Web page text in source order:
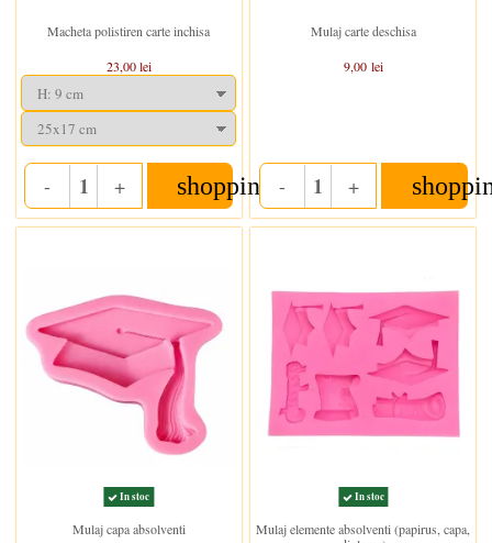
Macheta polistiren carte inchisa
23,00 lei
- Quantity
+ shopping_cart
Mulaj carte deschisa
9,00 lei
- Quantity
+
In stoc
Mulaj capa absolventi
In stoc
Mulaj elemente absolventi (papirus, capa,